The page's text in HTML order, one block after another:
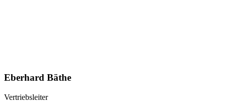
Eberhard Bäthe
Vertriebsleiter